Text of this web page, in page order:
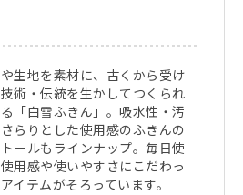
生地を素材に、古くから受け
術・伝統を生かしてつくられ
「白雪ふきん」。吸水性・汚
らりとした使用感のふきんの
ールもラインナップ。毎日使
用感や使いやすさにこだわっ
イテムがそろっています。